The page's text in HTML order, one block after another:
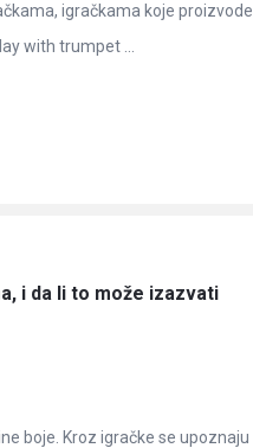
igračkama koje proizvode
with trumpet ...
i da li to može izazvati
boje. Kroz igračke se upoznaju